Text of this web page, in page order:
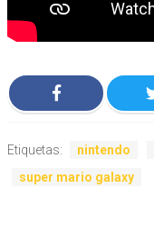
Etiquetas: nintendo
super mario galaxy